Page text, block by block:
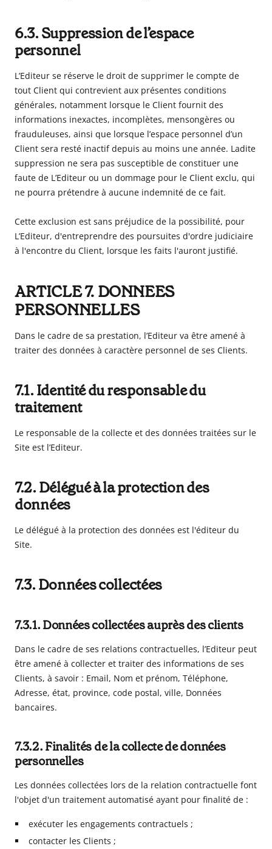
6.3. Suppression de l’espace
personnel
L’Editeur se réserve le droit de supprimer le compte de
tout Client qui contrevient aux présentes conditions
générales, notamment lorsque le Client fournit des
informations inexactes, incomplètes, mensongères ou
frauduleuses, ainsi que lorsque l’espace personnel d’un
Client sera resté inactif depuis au moins une année. Ladite
suppression ne sera pas susceptible de constituer une
faute de L’Editeur ou un dommage pour le Client exclu, qui
ne pourra prétendre à aucune indemnité de ce fait.
Cette exclusion est sans préjudice de la possibilité, pour
L’Editeur, d'entreprendre des poursuites d'ordre judiciaire
à l'encontre du Client, lorsque les faits l'auront justifié.
ARTICLE 7. DONNEES
PERSONNELLES
Dans le cadre de sa prestation, l’Editeur va être amené à
traiter des données à caractère personnel de ses Clients.
7.1. Identité du responsable du
traitement
Le responsable de la collecte et des données traitées sur le
Site est l’Editeur.
7.2. Délégué à la protection des
données
Le délégué à la protection des données est l'éditeur du
Site.
7.3. Données collectées
7.3.1. Données collectées auprès des clients
Dans le cadre de ses relations contractuelles, l’Editeur peut
être amené à collecter et traiter des informations de ses
Clients, à savoir : Email, Nom et prénom, Téléphone,
Adresse, état, province, code postal, ville, Données
bancaires.
7.3.2. Finalités de la collecte de données
personnelles
Les données collectées lors de la relation contractuelle font
l'objet d'un traitement automatisé ayant pour finalité de :
exécuter les engagements contractuels ;
contacter les Clients ;